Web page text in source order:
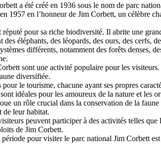
a été créé en 1936 sous le nom de parc
1957 en l’honneur de Jim Corbett, un célèbre
pour sa riche biodiversité. Il abrite une
éléphants, des léopards, des ours, des cerfs,
différents, notamment des forêts denses,
sont une activité populaire pour les
diversifiée.
le tourisme, chacune ayant ses propres
idéales pour les amoureux de la nature et les
un rôle crucial dans la conservation de la
de leur habitat.
peuvent participer à des activités telles
de Jim Corbett.
pour visiter le parc national Jim Corbett